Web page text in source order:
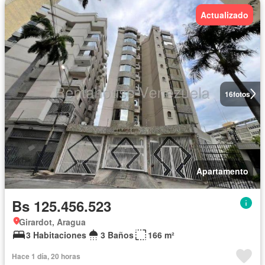
16fotos
Actualizado
Apartamento
Bs 125.456.523
Girardot, Aragua
3 Habitaciones
3 Baños 166 m²
Hace 1 día, 20 horas